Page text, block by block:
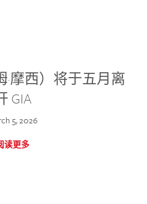
·摩西）将于五月离
GIA
5, 2026
读更多